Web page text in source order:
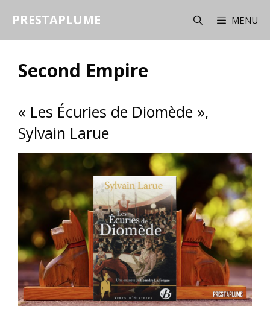
PRESTAPLUME MENU
Second Empire
« Les Écuries de Diomède »,
Sylvain Larue